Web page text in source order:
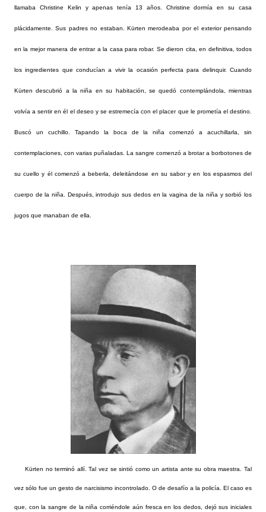
llamaba Christine Kelin y apenas tenía 13 años. Christine dormía en su casa
plácidamente. Sus padres no estaban. Kürten merodeaba por el exterior pensando
en la mejor manera de entrar a la casa para robar. Se dieron cita, en definitiva, todos
los ingredientes que conducían a vivir la ocasión perfecta para delinquir. Cuando
Kürten descubrió a la niña en su habitación, se quedó contemplándola, mientras
volvía a sentir en él el deseo y se estremecía con el placer que le prometía el destino.
Buscó un cuchillo. Tapando la boca de la niña comenzó a acuchillarla, sin
contemplaciones, con varias puñaladas. La sangre comenzó a brotar a borbotones de
su cuello y él comenzó a beberla, deleitándose en su sabor y en los espasmos del
cuerpo de la niña. Después, introdujo sus dedos en la vagina de la niña y sorbió los
jugos que manaban de ella.
Kürten no terminó allí. Tal vez se sintió como un artista ante su obra maestra. Tal
vez sólo fue un gesto de narcisismo incontrolado. O de desafío a la policía. El caso es
que, con la sangre de la niña corriéndole aún fresca en los dedos, dejó sus iniciales